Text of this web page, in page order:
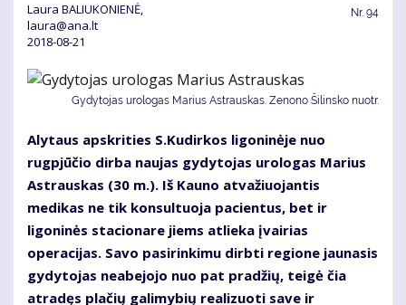
Laura BALIUKONIENĖ,
laura@ana.lt
2018-08-21
Nr. 94
Gydytojas urologas Marius Astrauskas. Zenono Šilinsko nuotr.
Alytaus apskrities S.Kudirkos ligoninėje nuo
rugpjūčio dirba naujas gydytojas urologas Marius
Astrauskas (30 m.). Iš Kauno atvažiuojantis
medikas ne tik konsultuoja pacientus, bet ir
ligoninės stacionare jiems atlieka įvairias
operacijas. Savo pasirinkimu dirbti regione jaunasis
gydytojas neabejojo nuo pat pradžių, teigė čia
atradęs plačių galimybių realizuoti save ir